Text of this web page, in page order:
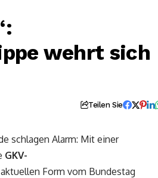
wehrt sich
Teilen Sie
schlagen Alarm: Mit einer
GKV-
Form vom Bundestag